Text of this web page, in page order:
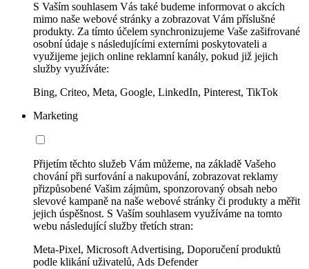
S Vaším souhlasem Vás také budeme informovat o akcích
mimo naše webové stránky a zobrazovat Vám příslušné
produkty. Za tímto účelem synchronizujeme Vaše zašifrované
osobní údaje s následujícími externími poskytovateli a
využijeme jejich online reklamní kanály, pokud již jejich
služby využíváte:
Bing, Criteo, Meta, Google, LinkedIn, Pinterest, TikTok
Marketing
Přijetím těchto služeb Vám můžeme, na základě Vašeho
chování při surfování a nakupování, zobrazovat reklamy
přizpůsobené Vašim zájmům, sponzorovaný obsah nebo
slevové kampaně na naše webové stránky či produkty a měřit
jejich úspěšnost. S Vaším souhlasem využíváme na tomto
webu následující služby třetích stran:
Meta-Pixel, Microsoft Advertising, Doporučení produktů
podle klikání uživatelů, Ads Defender